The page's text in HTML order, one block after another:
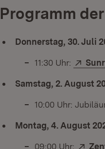
Programm
Donnerstag, 30. Juli
11:30 Uhr:
Samstag, 2. August
10:00 Uhr:
Montag, 4. August
09:00 Uhr: